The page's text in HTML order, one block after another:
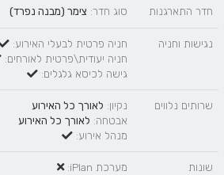
חדר התארגנות סוג חדר: צימר (מבנה נפרד)
נגישות וחניה
חניה פרטית לבעלי האירוע:
חניה יעודית\פרטית לאורחים:
גישה לכיסא גלגלים:
שרותים נלווים נקיון: לאורך כל האירוע
אבטחה: לאורך כל האירוע
מנהל אירוע:
שונות מערכת iPlan: